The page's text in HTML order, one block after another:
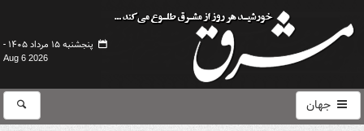
پنجشنبه ۱۵ مرداد ۱۴۰۵ -
Aug 6 2026
جهان